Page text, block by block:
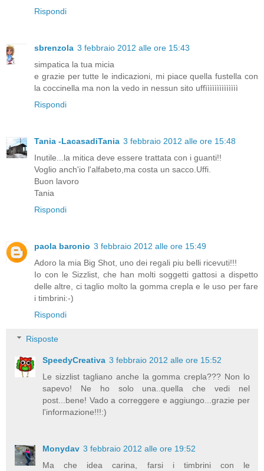
Rispondi
sbrenzola 3 febbraio 2012 alle ore 15:43
simpatica la tua micia
e grazie per tutte le indicazioni, mi piace quella fustella con
la coccinella ma non la vedo in nessun sito uffìììììììììììììì
Rispondi
Tania -LacasadiTania 3 febbraio 2012 alle ore 15:48
Inutile...la mitica deve essere trattata con i guanti!!
Voglio anch'io l'alfabeto,ma costa un sacco.Uffi.
Buon lavoro
Tania
Rispondi
paola baronio 3 febbraio 2012 alle ore 15:49
Adoro la mia Big Shot, uno dei regali piu belli ricevuti!!!
Io con le Sizzlist, che han molti soggetti gattosi a dispetto
delle altre, ci taglio molto la gomma crepla e le uso per fare
i timbrini:-)
Rispondi
Risposte
SpeedyCreativa 3 febbraio 2012 alle ore 15:52
Le sizzlist tagliano anche la gomma crepla??? Non lo
sapevo! Ne ho solo una..quella che vedi nel
post...bene! Vado a correggere e aggiungo...grazie per
l'informazione!!!:)
Monydav 3 febbraio 2012 alle ore 19:52
Ma che idea carina, farsi i timbrini con le